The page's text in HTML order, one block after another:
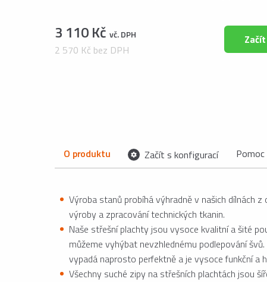
3 110 Kč vč. DPH
2 570 Kč bez DPH
O produktu Začít s konfigurací
Výroba stanů probíhá výhradně v našich dílnách
výroby a zpracování technických tkanin.
Naše střešní plachty jsou vysoce kvalitní a šité
můžeme vyhýbat nevzhlednému podlepování
vypadá naprosto perfektně a je vysoce funkční a
Všechny suché zipy na střešních plachtách jsou